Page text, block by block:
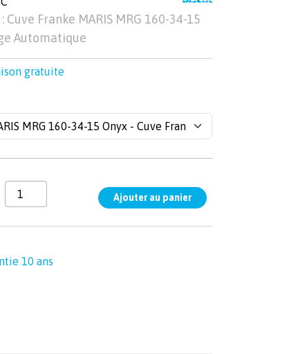
Cuve Franke MARIS MRG 160-34-15
Automatique
gratuite
10 ans